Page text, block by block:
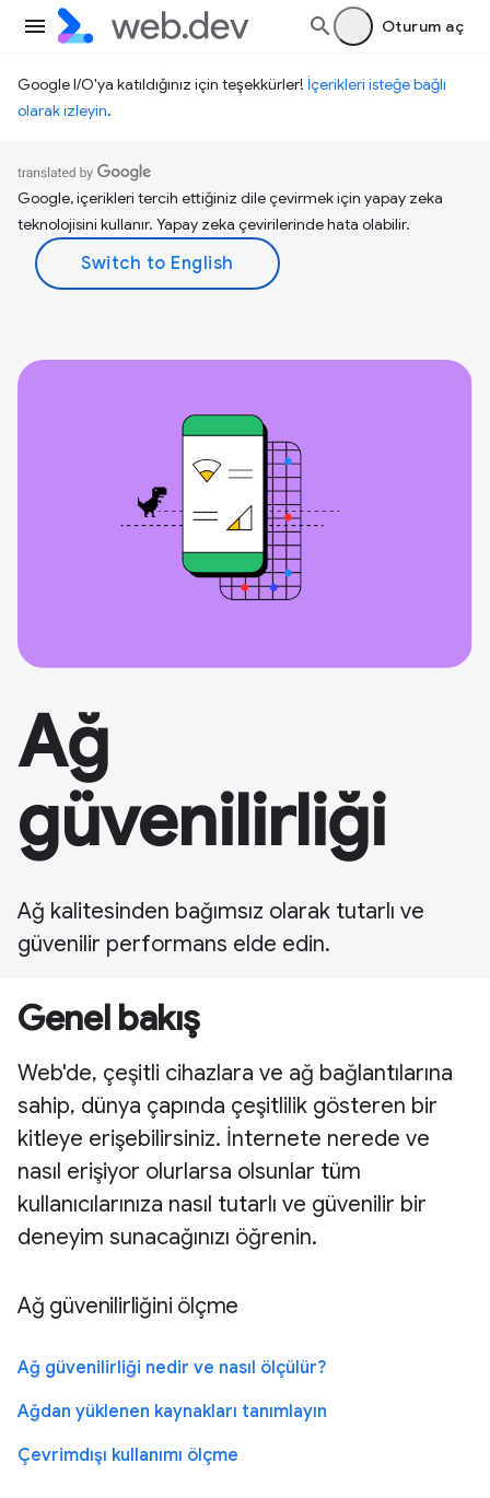
Oturum aç
Google I/O'ya katıldığınız için teşekkürler! İçerikleri isteğe bağlı
olarak izleyin.
Google, içerikleri tercih ettiğiniz dile çevirmek için yapay zeka
teknolojisini kullanır. Yapay zeka çevirilerinde hata olabilir.
Ağ
güvenilirliği
Ağ kalitesinden bağımsız olarak tutarlı ve
güvenilir performans elde edin.
Genel bakış
Web'de, çeşitli cihazlara ve ağ bağlantılarına
sahip, dünya çapında çeşitlilik gösteren bir
kitleye erişebilirsiniz. İnternete nerede ve
nasıl erişiyor olurlarsa olsunlar tüm
kullanıcılarınıza nasıl tutarlı ve güvenilir bir
deneyim sunacağınızı öğrenin.
Ağ güvenilirliğini ölçme
Ağ güvenilirliği nedir ve nasıl ölçülür?
Ağdan yüklenen kaynakları tanımlayın
Çevrimdışı kullanımı ölçme